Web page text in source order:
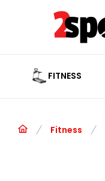
FITNESS
Fitness